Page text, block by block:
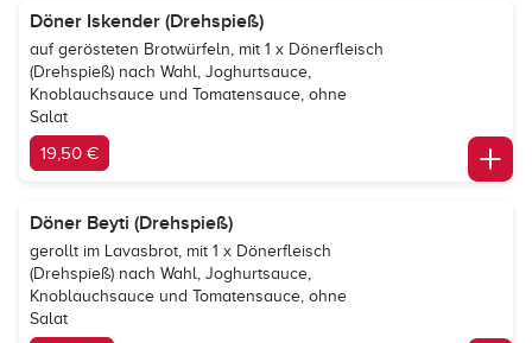
Döner Iskender (Drehspieß)
auf gerösteten Brotwürfeln, mit 1 x Dönerfleisch
(Drehspieß) nach Wahl, Joghurtsauce,
Knoblauchsauce und Tomatensauce, ohne
Salat
19,50 €
Döner Beyti (Drehspieß)
gerollt im Lavasbrot, mit 1 x Dönerfleisch
(Drehspieß) nach Wahl, Joghurtsauce,
Knoblauchsauce und Tomatensauce, ohne
Salat